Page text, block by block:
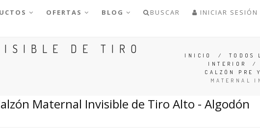
OFERTAS BLOG BUSCAR INICIAR SESIÓN
DE TIRO
INICIO / TODOS
INTERIOR
/
CALZÓN PRE
MATERNAL
Maternal Invisible de Tiro Alto - Algodón